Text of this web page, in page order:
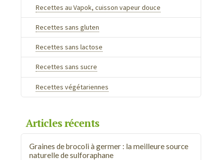
Recettes au Vapok, cuisson vapeur douce
Recettes sans gluten
Recettes sans lactose
Recettes sans sucre
Recettes végétariennes
Articles récents
Graines de brocoli à germer : la meilleure source
naturelle de sulforaphane